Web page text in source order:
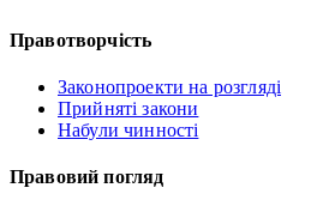
Правотворчість
Законопроекти на розгляді
Прийняті закони
Набули чинності
Правовий погляд